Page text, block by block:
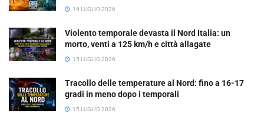
19 LUGLIO 2026
Violento temporale devasta il Nord Italia: un
morto, venti a 125 km/h e città allagate
15 LUGLIO 2026
Tracollo delle temperature al Nord: fino a 16-17
gradi in meno dopo i temporali
15 LUGLIO 2026